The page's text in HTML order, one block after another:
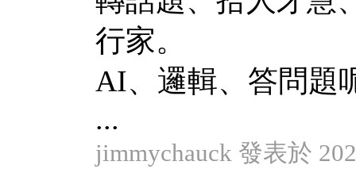
行家。
AI、邏輯、答問題
...
jimmychauck 發表於